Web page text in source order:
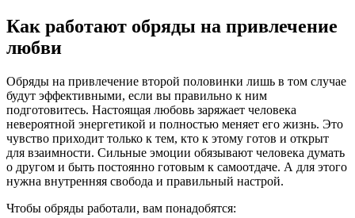
Как работают обряды на привлечение
любви
Обряды на привлечение второй половинки лишь в том случае
будут эффективными, если вы правильно к ним
подготовитесь. Настоящая любовь заряжает человека
невероятной энергетикой и полностью меняет его жизнь. Это
чувство приходит только к тем, кто к этому готов и открыт
для взаимности. Сильные эмоции обязывают человека думать
о другом и быть постоянно готовым к самоотдаче. А для этого
нужна внутренняя свобода и правильный настрой.
Чтобы обряды работали, вам понадобятся: